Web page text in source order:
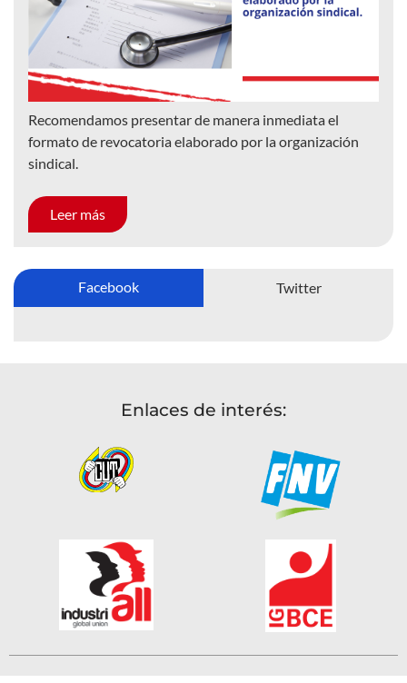
Recomendamos presentar de manera inmediata el
formato de revocatoria elaborado por la organización
sindical.
Leer más
Facebook Twitter
Enlaces de interés: